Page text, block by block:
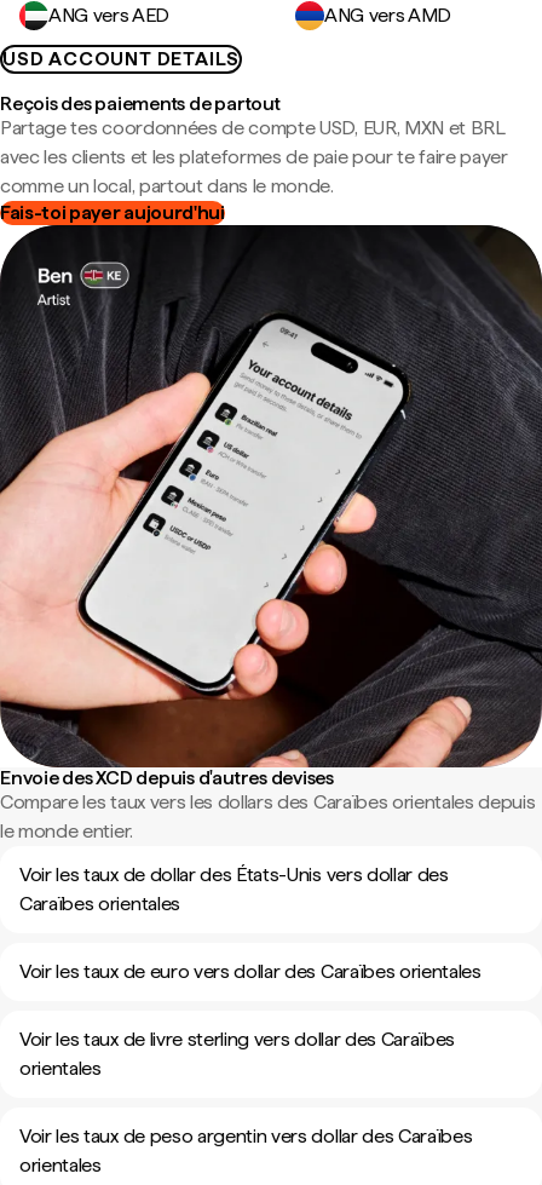
ANG vers AED
ANG vers AMD
USD ACCOUNT DETAILS
Reçois des paiements de partout
Partage tes coordonnées de compte USD, EUR, MXN et BRL
avec les clients et les plateformes de paie pour te faire payer
comme un local, partout dans le monde.
Fais-toi payer aujourd'hui
Envoie des XCD depuis d'autres devises
Compare les taux vers les dollars des Caraïbes orientales depuis
le monde entier.
Voir les taux de dollar des États-Unis vers dollar des
Caraïbes orientales
Voir les taux de euro vers dollar des Caraïbes orientales
Voir les taux de livre sterling vers dollar des Caraïbes
orientales
Voir les taux de peso argentin vers dollar des Caraïbes
orientales